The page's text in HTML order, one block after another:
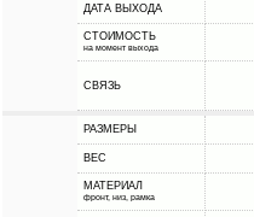
ДАТА ВЫХОДА
СТОИМОСТЬ
на момент выхода
СВЯЗЬ
РАЗМЕРЫ
ВЕС
МАТЕРИАЛ
фронт, низ, рамка